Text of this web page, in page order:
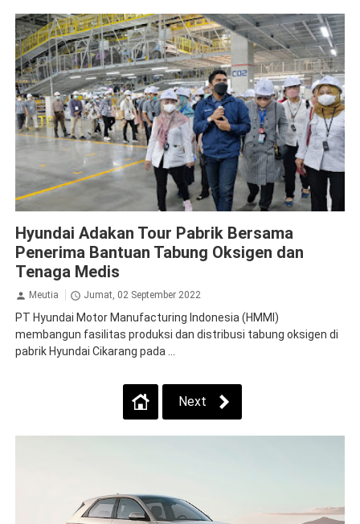
Hyundai Adakan Tour Pabrik Bersama
Penerima Bantuan Tabung Oksigen dan
Tenaga Medis
Meutia Jumat, 02 September 2022
PT Hyundai Motor Manufacturing Indonesia (HMMI)
membangun fasilitas produksi dan distribusi tabung oksigen di
pabrik Hyundai Cikarang pada ...
Next